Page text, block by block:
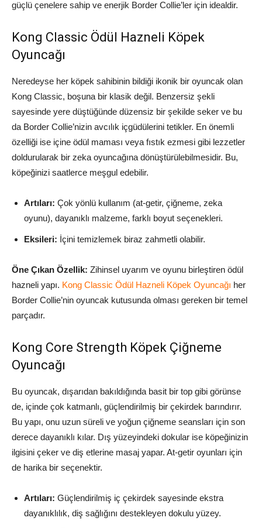
güçlü çenelere sahip ve enerjik Border Collie’ler için idealdir.
Kong Classic Ödül Hazneli Köpek
Oyuncağı
Neredeyse her köpek sahibinin bildiği ikonik bir oyuncak olan
Kong Classic, boşuna bir klasik değil. Benzersiz şekli
sayesinde yere düştüğünde düzensiz bir şekilde seker ve bu
da Border Collie’nizin avcılık içgüdülerini tetikler. En önemli
özelliği ise içine ödül maması veya fıstık ezmesi gibi lezzetler
doldurularak bir zeka oyuncağına dönüştürülebilmesidir. Bu,
köpeğinizi saatlerce meşgul edebilir.
Artıları: Çok yönlü kullanım (at-getir, çiğneme, zeka
oyunu), dayanıklı malzeme, farklı boyut seçenekleri.
Eksileri: İçini temizlemek biraz zahmetli olabilir.
Öne Çıkan Özellik: Zihinsel uyarım ve oyunu birleştiren ödül
hazneli yapı. Kong Classic Ödül Hazneli Köpek Oyuncağı her
Border Collie’nin oyuncak kutusunda olması gereken bir temel
parçadır.
Kong Core Strength Köpek Çiğneme
Oyuncağı
Bu oyuncak, dışarıdan bakıldığında basit bir top gibi görünse
de, içinde çok katmanlı, güçlendirilmiş bir çekirdek barındırır.
Bu yapı, onu uzun süreli ve yoğun çiğneme seansları için son
derece dayanıklı kılar. Dış yüzeyindeki dokular ise köpeğinizin
ilgisini çeker ve diş etlerine masaj yapar. At-getir oyunları için
de harika bir seçenektir.
Artıları: Güçlendirilmiş iç çekirdek sayesinde ekstra
dayanıklılık, diş sağlığını destekleyen dokulu yüzey.